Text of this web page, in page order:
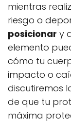
mientras
riesgo o
posicionar y
elemento
cómo tu
impacto o
discutiremos
de que tu
máxima